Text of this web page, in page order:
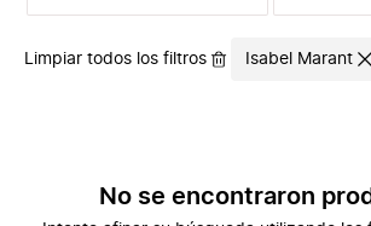
Limpiar todos los filtros Isabel Marant
No se encontraron